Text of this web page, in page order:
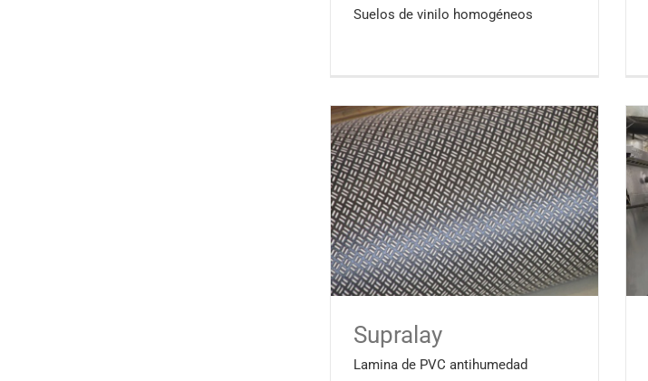
Suelos de vinilo homogéneos
Supralay
Lamina de PVC antihumedad